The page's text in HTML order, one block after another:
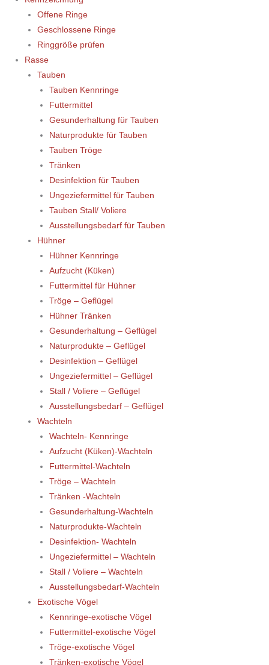
Offene Ringe
Geschlossene Ringe
Ringgröße prüfen
Rasse
Tauben
Tauben Kennringe
Futtermittel
Gesunderhaltung für Tauben
Naturprodukte für Tauben
Tauben Tröge
Tränken
Desinfektion für Tauben
Ungeziefermittel für Tauben
Tauben Stall/ Voliere
Ausstellungsbedarf für Tauben
Hühner
Hühner Kennringe
Aufzucht (Küken)
Futtermittel für Hühner
Tröge – Geflügel
Hühner Tränken
Gesunderhaltung – Geflügel
Naturprodukte – Geflügel
Desinfektion – Geflügel
Ungeziefermittel – Geflügel
Stall / Voliere – Geflügel
Ausstellungsbedarf – Geflügel
Wachteln
Wachteln- Kennringe
Aufzucht (Küken)-Wachteln
Futtermittel-Wachteln
Tröge – Wachteln
Tränken -Wachteln
Gesunderhaltung-Wachteln
Naturprodukte-Wachteln
Desinfektion- Wachteln
Ungeziefermittel – Wachteln
Stall / Voliere – Wachteln
Ausstellungsbedarf-Wachteln
Exotische Vögel
Kennringe-exotische Vögel
Futtermittel-exotische Vögel
Tröge-exotische Vögel
Tränken-exotische Vögel